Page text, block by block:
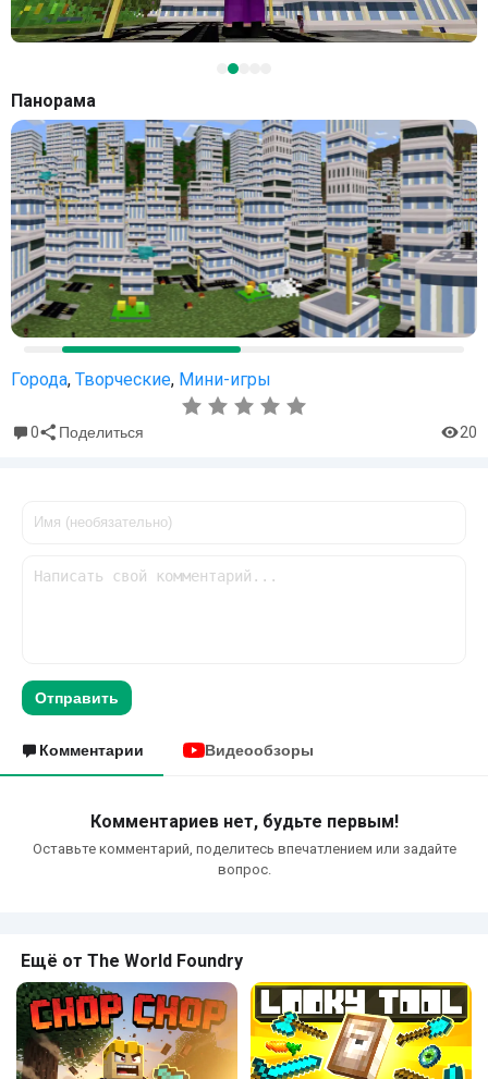
Панорама
Города, Творческие, Мини-игры
0 Поделиться 20
Отправить
Комментарии Видеообзоры
Комментариев нет, будьте первым!
Оставьте комментарий, поделитесь впечатлением или задайте
вопрос.
Ещё от The World Foundry